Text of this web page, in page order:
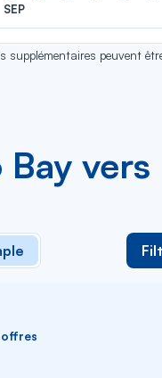
SEP
peuvent
vers